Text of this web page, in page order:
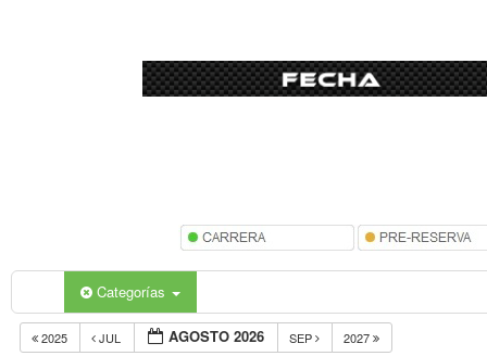
Categorías
2025 JUL AGOSTO 2026 SEP 2027